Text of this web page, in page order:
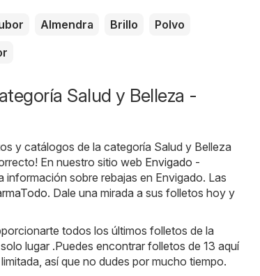
Almendra Brillo
Polvo
Salud y Belleza -
y catálogos de la categoría Salud y Belleza
En nuestro sitio web Envigado -
información sobre rebajas en Envigado. Las
. Dale una mirada a sus folletos hoy y
todos los últimos folletos de la
lugar .Puedes encontrar folletos de 13 aquí
así que no dudes por mucho tiempo.